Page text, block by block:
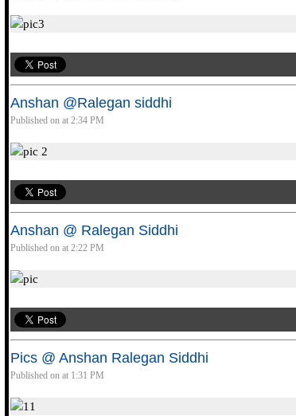
Anshan @Ralegan siddhi
Published on at 2:34 PM
Anshan @ Ralegan Siddhi
Published on at 2:22 PM
Pics @ Anshan Ralegan Siddhi
Published on at 1:31 PM